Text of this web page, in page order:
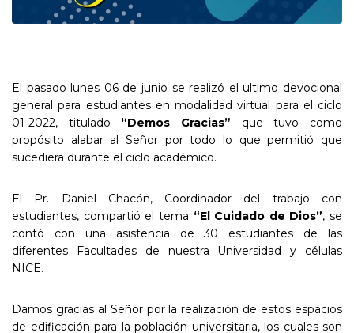
El pasado lunes 06 de junio se realizó el ultimo devocional
general para estudiantes en modalidad virtual para el ciclo
01-2022, titulado “Demos Gracias” que tuvo como
propósito alabar al Señor por todo lo que permitió que
sucediera durante el ciclo académico.
El Pr. Daniel Chacón, Coordinador del trabajo con
estudiantes, compartió el tema “El Cuidado de Dios”, se
contó con una asistencia de 30 estudiantes de las
diferentes Facultades de nuestra Universidad y células
NICE.
Damos gracias al Señor por la realización de estos espacios
de edificación para la población universitaria, los cuales son